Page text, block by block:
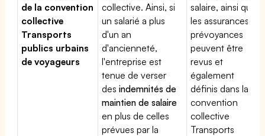
de la convention
collective
Transports
publics urbains
de voyageurs
collective. Ainsi, si
un salarié a plus
d'un an
d'ancienneté,
l'entreprise est
tenue de verser
desindemnités de
maintien de salaire
en plus de celles
prévues par la
salaire, ainsi que
les assurances
prévoyances
peuvent être
revus et
également
définis dans la
convention
collective
Transports